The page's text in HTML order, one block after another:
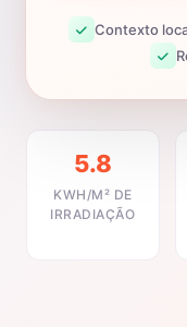
Contexto
5.8
KWH/M² DE
IRRADIAÇÃO